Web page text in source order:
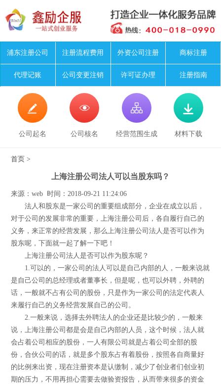
浦东注册公司 注册流程费用 外资公司注册 商标注册
代理记账 公司变更注销 许可证办理 注册指南

公司起名

公司核名

经营范围生成

材料下载
首页 >
上海注册公司法人可以当股东吗？
来源：web 时间：2018-09-21 11:24:06
法人和股东是一家公司的重要组成部分，企业在成立以后，
对于公司的发展非常的重要，上海注册公司后，各自履行自己的
义务，来正常的经营发展，那么上海注册公司法人是否可以作为
股东呢，下面就一起了解一下吧！
上海注册公司法人是否可以作为股东呢？
1.可以的，一家公司的法人可以是自己内部的人，一般来说就
是自己公司的总经理或者董事长，但是呢，也可以外聘，外聘的
话，一般就不占有公司的股份，只是作为一家公司的法定代表人
来履行自己的义务经营发展自己的公司。
2.一般来说，选择去外聘法人的企业还是比较少的，一般来
说，上海注册公司都是会是自己内部的人员，这个时候，法人就
会占着公司相应的股份，一人有限公司就是占着公司全部的股
份，合伙公司的话，就是多个股东占有着股份，按照各自商量好
的比例来出资，现在注册资本是认缴制，减少了创业者们创业初
期的压力，不用再担心需要去做验资报告，从而带来很多的资金